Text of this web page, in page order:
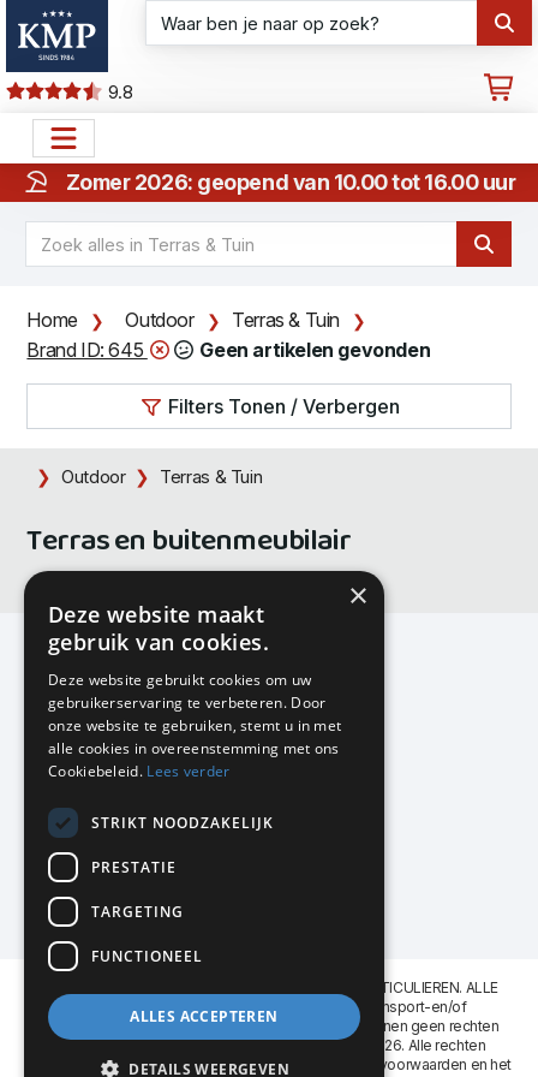
9.8
Zomer 2026: geopend van 10.00 tot 16.00 uur
Home Outdoor
Terras & Tuin
Brand ID: 645
Geen artikelen gevonden
Filters Tonen / Verbergen
Outdoor Terras & Tuin
Terras en buitenmeubilair
KMP Kantoormeubilair
Airport Business Park
Frankfurtstraat 29-31
1175 RH Lijnden
020-617 01 26
info@kmpkantoormeubilair.nl
Facebook
Instagram
KMP Kantoormeubilair levert aan BEDRIJVEN en PARTICULIEREN. ALLE
GENOEMDE PRIJZEN ZIJN EXCL. 21% B.T.W. Transport-en/of
Montagekosten op aanvraag. Aan deze website kunnen geen rechten
worden ontleend. KMP Kantoormeubilair VOF © 2026. Alle rechten
voorbehouden. Lees voor gebruik graag de
leveringsvoorwaarden en het
×
Deze website maakt
gebruik van cookies.
Deze website gebruikt cookies om uw
gebruikerservaring te verbeteren. Door
onze website te gebruiken, stemt u in met
alle cookies in overeenstemming met ons
Cookiebeleid. Lees verder
STRIKT NOODZAKELIJK
PRESTATIE
TARGETING
FUNCTIONEEL
ALLES ACCEPTEREN
DETAILS WEERGEVEN